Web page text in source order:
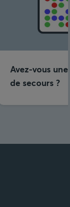
Avez-vous
de secours ?